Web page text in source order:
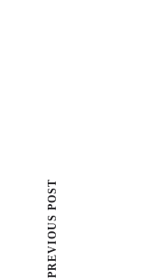
PREVIOUS POST